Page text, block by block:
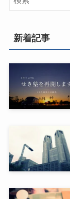
新着記事